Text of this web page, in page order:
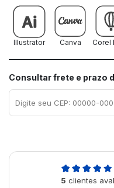
Illustrator Canva Corel
Consultar frete e prazo
5 clientes